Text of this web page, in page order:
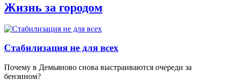
Жизнь за городом
Стабилизация не для всех
Почему в Демьяново снова выстраиваются очереди за
бензином?